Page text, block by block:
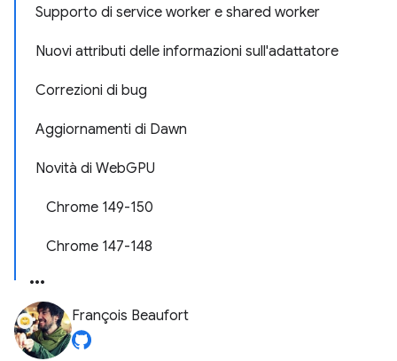
Supporto di service worker e shared worker
Nuovi attributi delle informazioni sull'adattatore
Correzioni di bug
Aggiornamenti di Dawn
Novità di WebGPU
Chrome 149-150
Chrome 147-148
François Beaufort